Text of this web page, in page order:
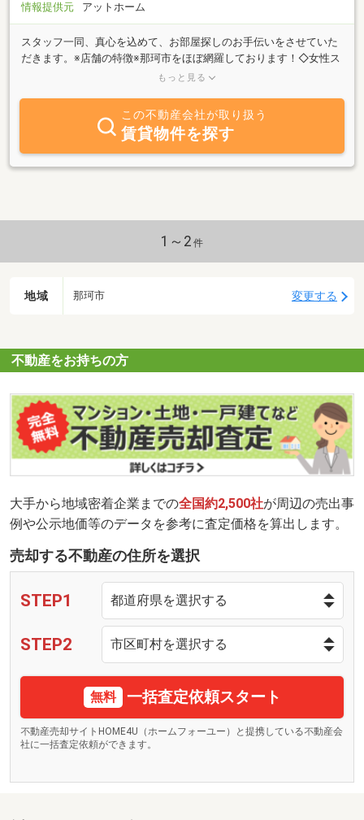
情報提供元
アットホーム
スタッフ一同、真心を込めて、お部屋探しのお手伝いをさせていた
だきます。※店舗の特徴※那珂市をほぼ網羅しております！◇女性ス
タッフが多いので、女性の一人暮らしのご相談も安心してお任せ下
お気軽にご来店下さい☆新生活のスタートをしっかりサポートさせ
ていただきます。住まいに関する事でしたら、お気軽にご相談下さ
もっと見る
この不動産会社が取り扱う
賃貸物件を探す
1～2 件
地域 那珂市 変更する
不動産をお持ちの方
大手から地域密着企業までの全国約2,500社が周辺の売出事
例や公示地価等のデータを参考に査定価格を算出します。
売却する不動産の住所を選択
STEP1
STEP2
無料 一括査定依頼スタート
不動産売却サイトHOME4U（ホームフォーユー）と提携している不動産会
社に一括査定依頼ができます。